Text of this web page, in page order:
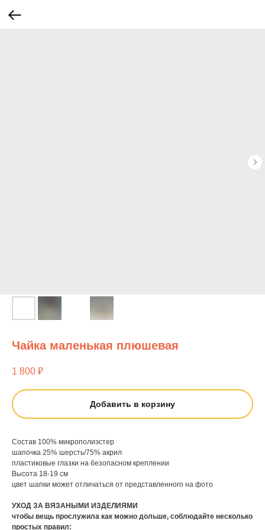
Чайка маленькая плюшевая
1 800 ₽
Добавить в корзину
Состав 100% микрополиэстер
шапочка 25% шерсть/75% акрил
пластиковые глазки на безопасном креплении
Высота 18-19 см
цвет шапки может отличаться от представленного на фото
УХОД ЗА ВЯЗАНЫМИ ИЗДЕЛИЯМИ
чтобы вещь прослужила как можно дольше, соблюдайте несколько
простых правил: